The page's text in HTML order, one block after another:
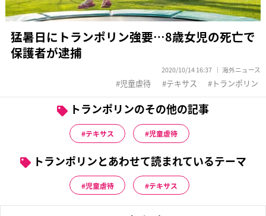
猛暑日にトランポリン強要…8歳女児の死亡で
保護者が逮捕
2020/10/14 16:37 海外ニュース
児童虐待 テキサス トランポリン
トランポリンのその他の記事
テキサス 児童虐待
トランポリンとあわせて読まれているテーマ
児童虐待 テキサス